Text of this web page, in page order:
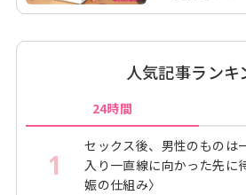
人気記事ランキ
24時間
1
セックス後、男性のものは
入り一直線に向かった先
娠の仕組み〉